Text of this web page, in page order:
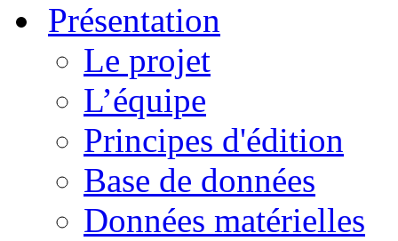
Présentation
Le projet
L’équipe
Principes d'édition
Base de données
Données matérielles